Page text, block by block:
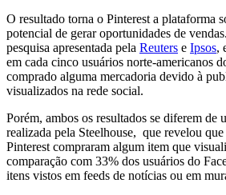
O resultado torna o Pinterest a plataforma
potencial de gerar oportunidades de
pesquisa apresentada pela Reuters e Ipsos,
em cada cinco usuários norte-americanos
comprado alguma mercadoria devido à
visualizados na rede social.
Porém, ambos os resultados se diferem de
realizada pela Steelhouse, que revelou
Pinterest compraram algum item que
comparação com 33% dos usuários do
itens vistos em feeds de notícias ou em